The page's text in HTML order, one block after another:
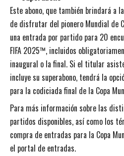
Este abono, que también brindará a
de disfrutar del pionero Mundial de
una entrada por partido para 20
FIFA 2025™, incluidos
inaugural o la final. Si el titular
incluye su superabono, tendrá la
para la codiciada final de la Copa
Para más información sobre las
partidos disponibles, así como los
compra de entradas para la Copa
el portal de entradas.